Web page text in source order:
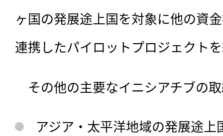
ヶ国の発展途上国を対象に他の資
連携したパイロットプロジェクト
その他の主要なイニシアチブの
アジア・太平洋地域の発展途